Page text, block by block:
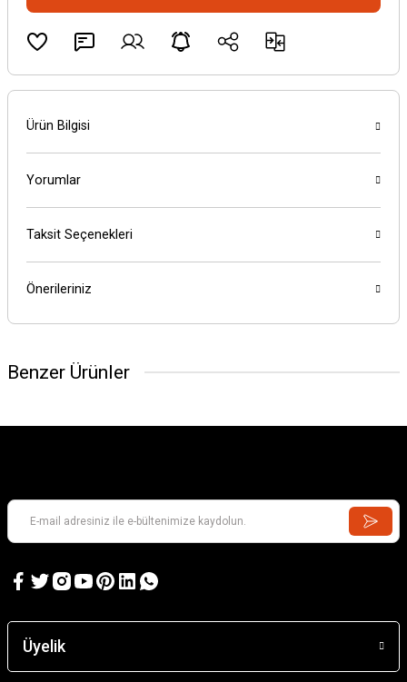
Ürün Bilgisi
Yorumlar
Taksit Seçenekleri
Önerileriniz
Benzer Ürünler
Üyelik